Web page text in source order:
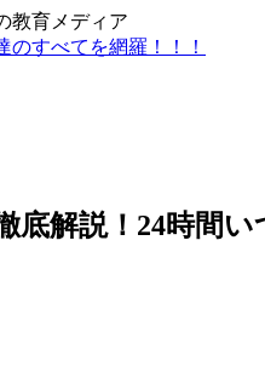
教育メディア
すべてを網羅！！！
底解説！24時間